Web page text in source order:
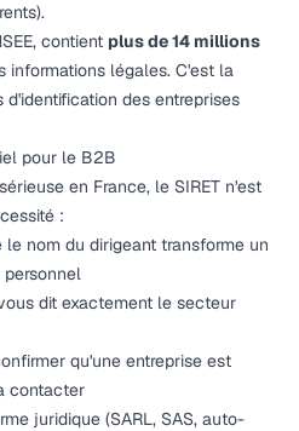
contient plus de 14 millions
informations légales. C'est la
des entreprises
pour le B2B
en France, le SIRET n'est
:
le nom du dirigeant transforme un
dit exactement le secteur
qu'une entreprise est
contacter
juridique (SARL, SAS, auto-